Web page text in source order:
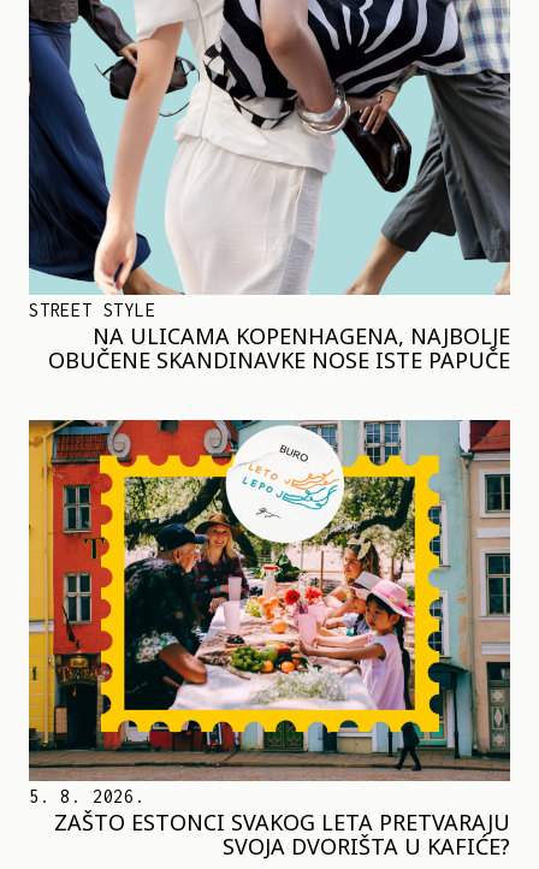
STREET STYLE
NA ULICAMA KOPENHAGENA, NAJBOLJE
OBUČENE SKANDINAVKE NOSE ISTE PAPUČE
5. 8. 2026.
ZAŠTO ESTONCI SVAKOG LETA PRETVARAJU
SVOJA DVORIŠTA U KAFIĆE?